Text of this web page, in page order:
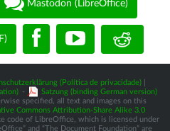
Mastodon (LibreOffice)
(Política de privacidade)
-
Satzung (binding German version)
specified, all text and images on this
Commons Attribution-Share Alike 3.0
code of LibreOffice, which is licensed under
and “The Document Foundation” are